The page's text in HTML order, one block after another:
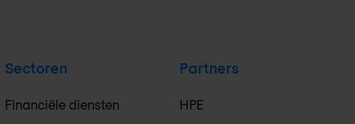
Sectoren
Financiële diensten
Partners
HPE